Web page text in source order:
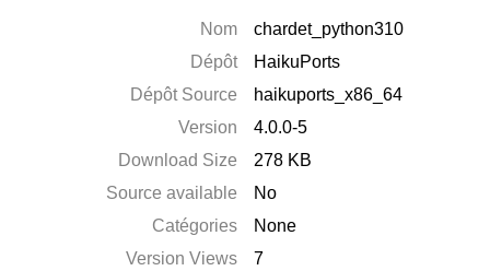
Nom
chardet_python310
Dépôt
HaikuPorts
Dépôt Source
haikuports_x86_64
Version
4.0.0-5
Download Size
278 KB
Source available
No
Catégories
None
Version Views
7